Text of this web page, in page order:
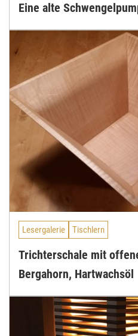
Eine alte
Lesergalerie Tischlern
Trichterschale mit
Bergahorn, Hartwachsöl